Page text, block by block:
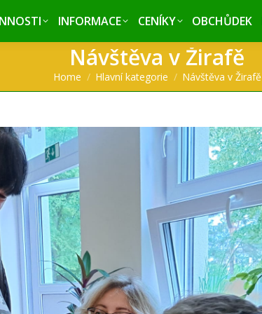
INFORMACE CENÍKY OBCHŮDEK
Návštěva v Žirafě
You are here:
Home Hlavní kategorie Návštěva v Žirafě
INFORMACE CENÍKY OBCHŮDEK